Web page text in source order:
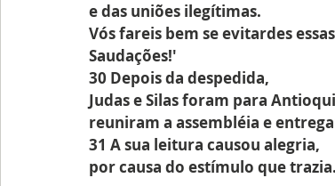
e das uniões ilegítimas.
Vós fareis bem se evitardes
Saudações!'
30 Depois da despedida,
Judas e Silas foram para
reuniram a assembléia e
31 A sua leitura causou alegria,
por causa do estímulo que trazia.